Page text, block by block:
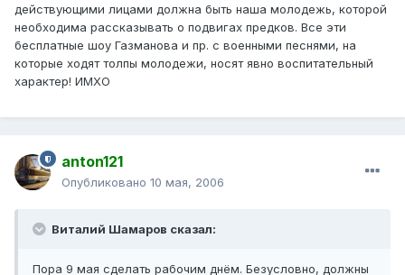
действующими лицами должна быть наша молодежь, которой
необходима рассказывать о подвигах предков. Все эти
бесплатные шоу Газманова и пр. с военными песнями, на
которые ходят толпы молодежи, носят явно воспитательный
характер! ИМХО
anton121
Опубликовано 10 мая, 2006
Виталий Шамаров сказал:
Пора 9 мая сделать рабочим днём. Безусловно, должны